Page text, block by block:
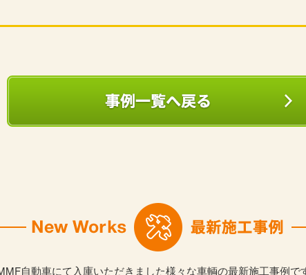
自動車にて入庫いただきました様々な車輌の最新施工事例で